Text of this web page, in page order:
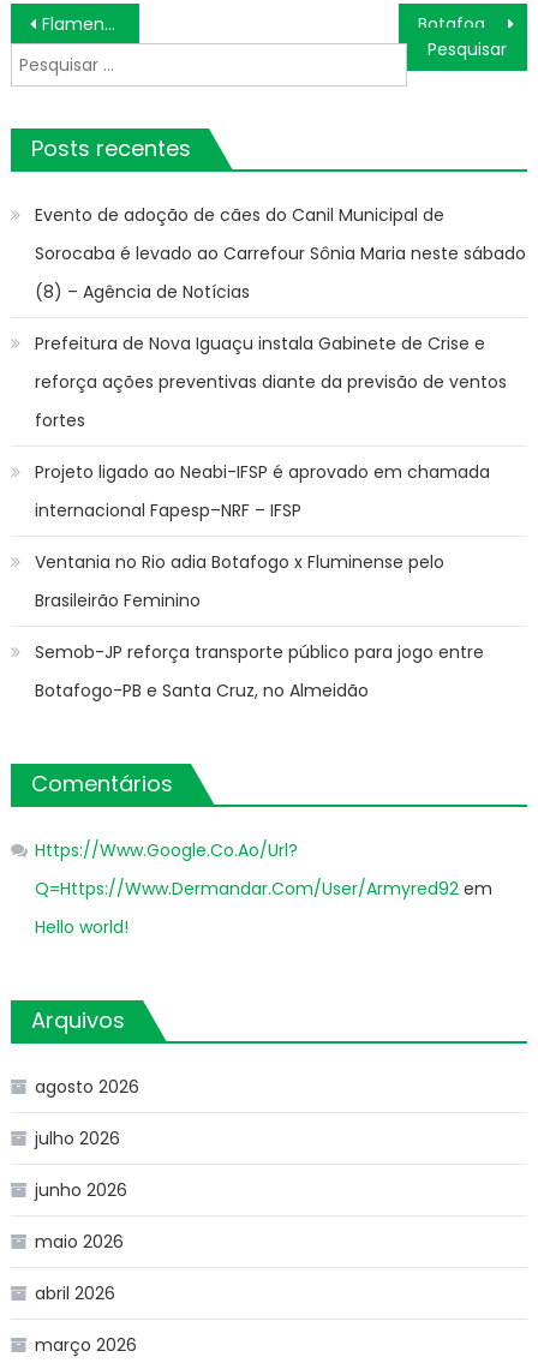
Navegação
de
Post
Flamengo x Athletico-PR ONDE ASSISTIR AO VIVO, ESCALAÇÕES E PALPITES, BRASILEIRÃO 2024 SÉRIE A, HOJE (29/09)
Pesquisar
por:
Posts recentes
Evento de adoção de cães do Canil Municipal de
Sorocaba é levado ao Carrefour Sônia Maria neste sábado
(8) – Agência de Notícias
Prefeitura de Nova Iguaçu instala Gabinete de Crise e
reforça ações preventivas diante da previsão de ventos
fortes
Projeto ligado ao Neabi-IFSP é aprovado em chamada
internacional Fapesp–NRF – IFSP
Ventania no Rio adia Botafogo x Fluminense pelo
Brasileirão Feminino
Semob-JP reforça transporte público para jogo entre
Botafogo-PB e Santa Cruz, no Almeidão
Comentários
Https://Www.Google.Co.Ao/Url?
Q=Https://Www.Dermandar.Com/User/Armyred92em
Hello world!
Arquivos
agosto 2026
julho 2026
junho 2026
maio 2026
abril 2026
março 2026